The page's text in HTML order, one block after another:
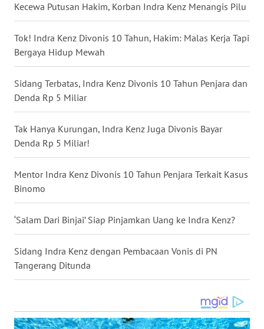
Kecewa Putusan Hakim, Korban Indra Kenz Menangis Pilu
Tok! Indra Kenz Divonis 10 Tahun, Hakim: Malas Kerja Tapi
Bergaya Hidup Mewah
Sidang Terbatas, Indra Kenz Divonis 10 Tahun Penjara dan
Denda Rp 5 Miliar
Tak Hanya Kurungan, Indra Kenz Juga Divonis Bayar
Denda Rp 5 Miliar!
Mentor Indra Kenz Divonis 10 Tahun Penjara Terkait Kasus
Binomo
‘Salam Dari Binjai’ Siap Pinjamkan Uang ke Indra Kenz?
Sidang Indra Kenz dengan Pembacaan Vonis di PN
Tangerang Ditunda
WN
BALI
WN
KALBAR
WN
KALTENG
WN
WN
WN
WN